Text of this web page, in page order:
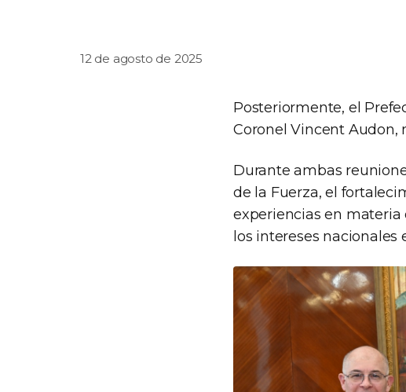
12 de agosto de 2025
Posteriormente, el
Coronel Vincent Audon,
Durante ambas
de la Fuerza, el
experiencias en
los intereses